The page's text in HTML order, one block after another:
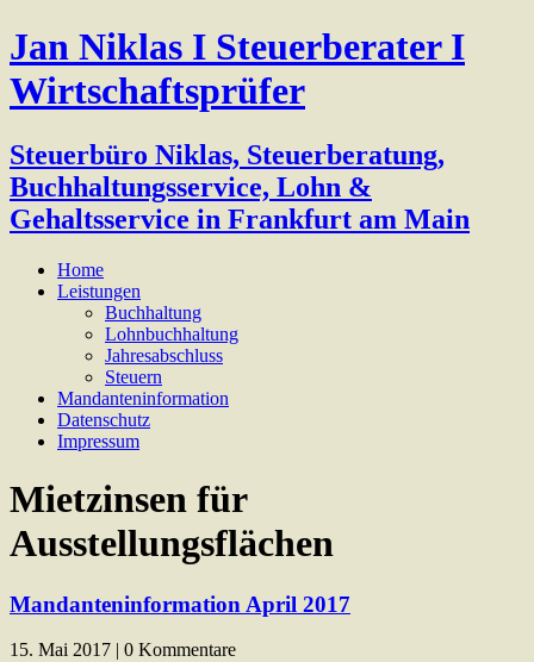
Jan Niklas I Steuerberater I
Wirtschaftsprüfer
Steuerbüro Niklas, Steuerberatung,
Buchhaltungsservice, Lohn &
Gehaltsservice in Frankfurt am Main
Home
Leistungen
Buchhaltung
Lohnbuchhaltung
Jahresabschluss
Steuern
Mandanteninformation
Datenschutz
Impressum
Mietzinsen für
Ausstellungsflächen
Mandanteninformation April 2017
15. Mai 2017 | 0 Kommentare